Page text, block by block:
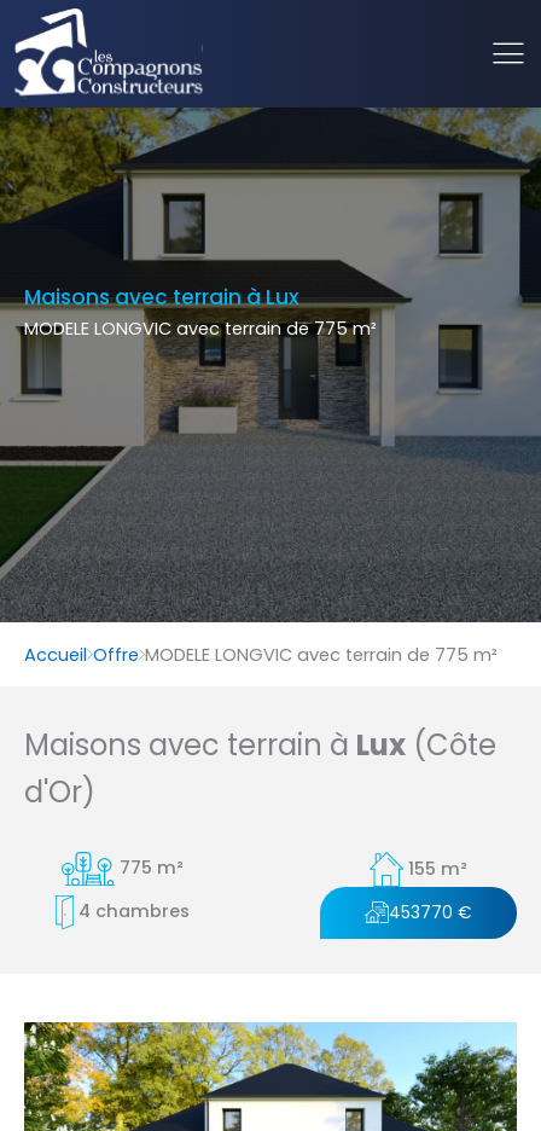
Maisons avec terrain à Lux
MODELE LONGVIC avec terrain de 775 m²
Accueil Offre MODELE LONGVIC avec terrain de 775 m²
Maisons avec terrain à Lux (Côte
d'Or)
775 m²
155 m²
4 chambres
453770 €